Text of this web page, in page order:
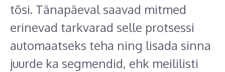
tõsi. Tänapäeval saavad mitmed
erinevad tarkvarad selle protsessi
automaatseks teha ning lisada sinna
juurde ka segmendid, ehk meililisti